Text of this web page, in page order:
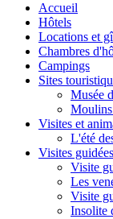
Accueil
Hôtels
Locations et
Chambres
Campings
Sites
Musée
Visites et
L'été
Visites guidées
Visite
Les
Visite
Insolite